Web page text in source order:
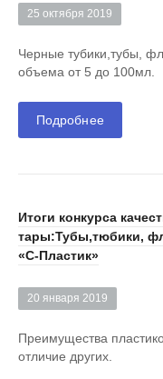
25 октября 2019
Черные тубики,тубы,
объема от 5 до 100мл.
Подробнее
Итоги конкурса
тары:Тубы,тюбики,
«С-Пластик»
20 января 2019
Преимущества
отличие других.